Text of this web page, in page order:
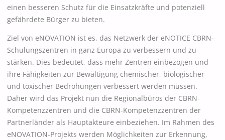
einen besseren Schutz für die Einsatzkräfte und potenziell
gefährdete Bürger zu bieten.
Ziel von eNOVATION ist es, das Netzwerk der eNOTICE CBRN-
Schulungszentren in ganz Europa zu verbessern und zu
stärken. Dies bedeutet, dass mehr Zentren einbezogen und
ihre Fähigkeiten zur Bewältigung chemischer, biologischer
und toxischer Bedrohungen verbessert werden müssen.
Daher wird das Projekt nun die Regionalbüros der CBRN-
Kompetenzzentren und die CBRN-Kompetenzzentren der
Partnerländer als Hauptakteure einbeziehen. Im Rahmen des
eNOVATION-Projekts werden Möglichkeiten zur Erkennung,